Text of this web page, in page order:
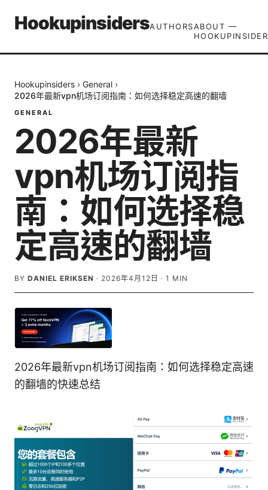
HookupinsidersAUTHORSABOUT —
Hookupinsiders › General ›
2026年最新vpn机场订阅指南：如何选择稳定高速的翻墙
GENERAL
2026年最新
vpn机场订阅指
南：如何选择稳
定高速的翻墙
BY DANIEL ERIKSEN · 2026年4月12日 · 1 MIN
2026年最新vpn机场订阅指南：如何选择稳定高速
的翻墙的快速总结